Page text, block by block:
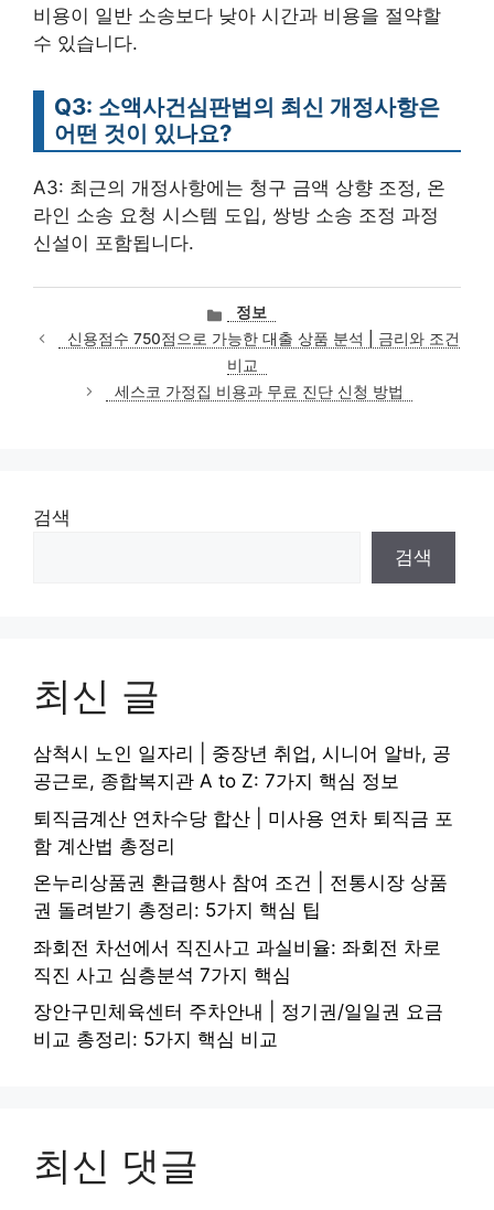
비용이 일반 소송보다 낮아 시간과 비용을 절약할
수 있습니다.
Q3: 소액사건심판법의 최신 개정사항은
어떤 것이 있나요?
A3: 최근의 개정사항에는 청구 금액 상향 조정, 온
라인 소송 요청 시스템 도입, 쌍방 소송 조정 과정
신설이 포함됩니다.
카
테
고
리
정보
신용점수 750점으로 가능한 대출 상품 분석 | 금리와 조건
비교
세스코 가정집 비용과 무료 진단 신청 방법
검색
검색
최신 글
삼척시 노인 일자리 | 중장년 취업, 시니어 알바, 공
공근로, 종합복지관 A to Z: 7가지 핵심 정보
퇴직금계산 연차수당 합산 | 미사용 연차 퇴직금 포
함 계산법 총정리
온누리상품권 환급행사 참여 조건 | 전통시장 상품
권 돌려받기 총정리: 5가지 핵심 팁
좌회전 차선에서 직진사고 과실비율: 좌회전 차로
직진 사고 심층분석 7가지 핵심
장안구민체육센터 주차안내 | 정기권/일일권 요금
비교 총정리: 5가지 핵심 비교
최신 댓글